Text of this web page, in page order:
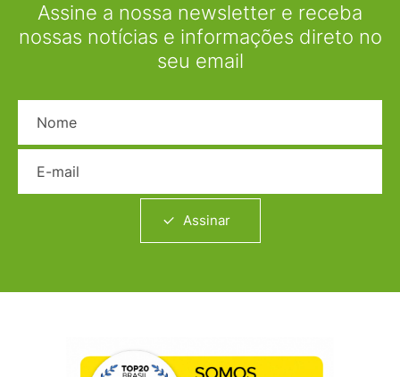
Assine a nossa newsletter e receba
nossas notícias e informações direto no
seu email
Assinar